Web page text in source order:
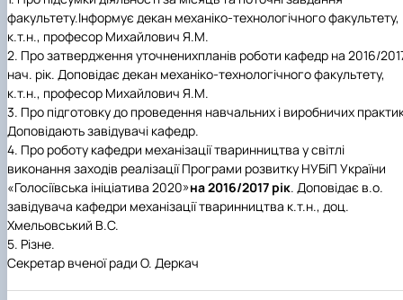
факультету.Інформує декан механіко-технологічного факультету,
к.т.н., професор Михайлович Я.М.
2. Про затвердження уточненихпланів роботи кафедр на 2016/
нач. рік. Доповідає декан механіко-технологічного факультету,
к.т.н., професор Михайлович Я.М.
3. Про підготовку до проведення навчальних і виробничих
Доповідають завідувачі кафедр.
4. Про роботу кафедри механізації тваринництва у світлі
виконання заходів реалізації Програми розвитку НУБіП України
«Голосіївська ініціатива 2020»на 2016/2017 рік. Доповідає в.о.
завідувача кафедри механізації тваринництва к.т.н., доц.
Хмельовський В.С.
5. Різне.
Секретар вченої ради О. Деркач